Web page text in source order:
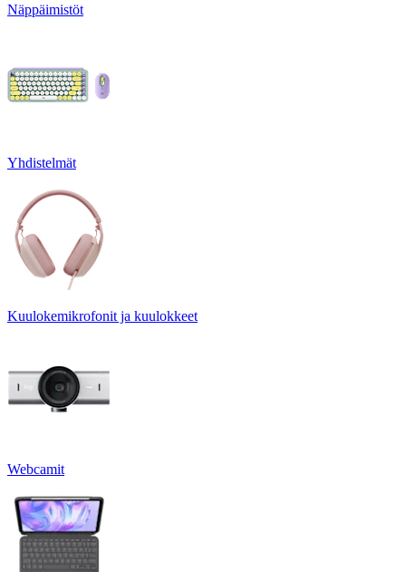
Näppäimistöt
Yhdistelmät
Kuulokemikrofonit ja kuulokkeet
Webcamit